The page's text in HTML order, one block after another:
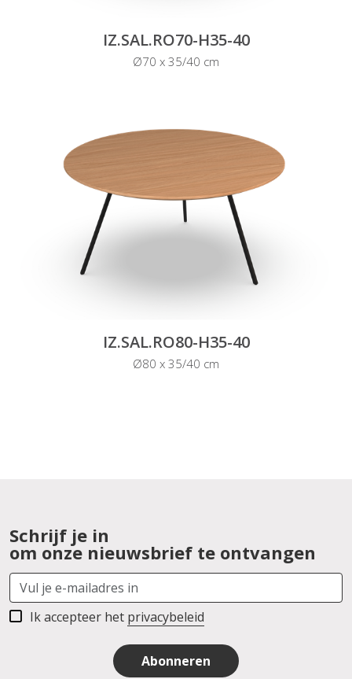
IZ.SAL.RO70-H35-40
Ø70 x 35/40 cm
IZ.SAL.RO80-H35-40
Ø80 x 35/40 cm
Schrijf je in
om onze nieuwsbrief te ontvangen
Ik accepteer het privacybeleid
Abonneren